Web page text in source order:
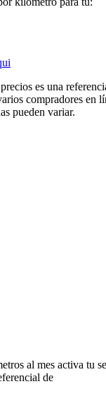
es una
compradores en
pueden variar.
al mes activa tu
de